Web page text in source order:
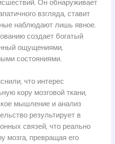
Он обнаруживает
взгляда, ставит
наблюдают лишь явное.
создает богатый
ощущениями,
состояниями.
что интерес
кору мозговой ткани,
мышление и анализ
результирует в
связей, что реально
мозга, превращая его